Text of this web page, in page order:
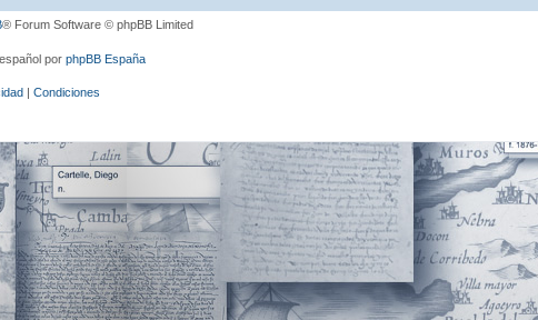
® Forum Software © phpBB Limited
por phpBB España
| Condiciones